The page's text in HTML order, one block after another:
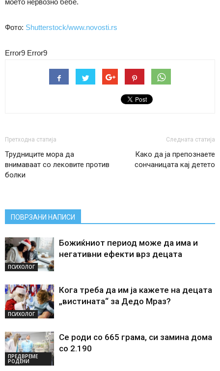
моето нервозно бебе.
Фото: Shutterstock/www.novosti.rs
Error9 Error9
Претходна статија
Трудниците мора да
внимаваат со лековите против
болки
Следната статија
Како да ја препознаете
сончаницата кај детето
ПОВРЗАНИ НАПИСИ
ПСИХОЛОГ
Божиќниот период може да има и
негативни ефекти врз децата
ПСИХОЛОГ
Кога треба да им ја кажете на децата
„вистината“ за Дедо Мраз?
ПРЕДВРЕМЕ
РОДЕНИ
Се роди со 665 грама, си замина дома
со 2.190